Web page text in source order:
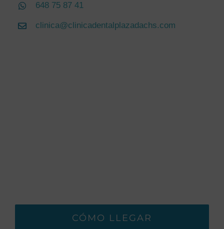
648 75 87 41
clinica@clinicadentalplazadachs.com
CÓMO LLEGAR